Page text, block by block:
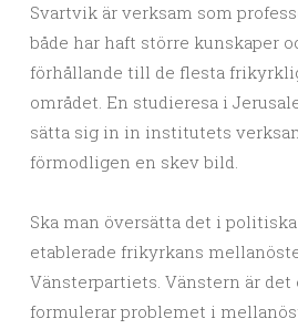
Svartvik är verksam som
både har haft större kunskaper
förhållande till de flesta
området. En studieresa i
sätta sig in in institutets
förmodligen en skev bild.
Ska man översätta det i
etablerade frikyrkans
Vänsterpartiets. Vänstern är det
formulerar problemet i